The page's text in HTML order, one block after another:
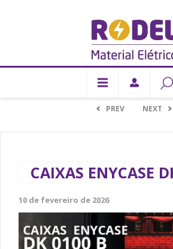
PREV NEXT
CAIXAS ENYCASE
10 de fevereiro de 2026